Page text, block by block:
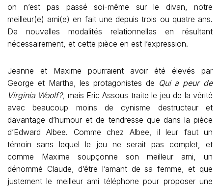
on n’est pas passé soi-même sur le divan, notre
meilleur(e) ami(e) en fait une depuis trois ou quatre ans.
De nouvelles modalités relationnelles en résultent
nécessairement, et cette pièce en est l’expression.
Jeanne et Maxime pourraient avoir été élevés par
George et Martha, les protagonistes de Qui a peur de
Virginia Woolf?, mais Eric Assous traite le jeu de la vérité
avec beaucoup moins de cynisme destructeur et
davantage d’humour et de tendresse que dans la pièce
d’Edward Albee. Comme chez Albee, il leur faut un
témoin sans lequel le jeu ne serait pas complet, et
comme Maxime soupçonne son meilleur ami, un
dénommé Claude, d’être l’amant de sa femme, et que
justement le meilleur ami téléphone pour proposer une